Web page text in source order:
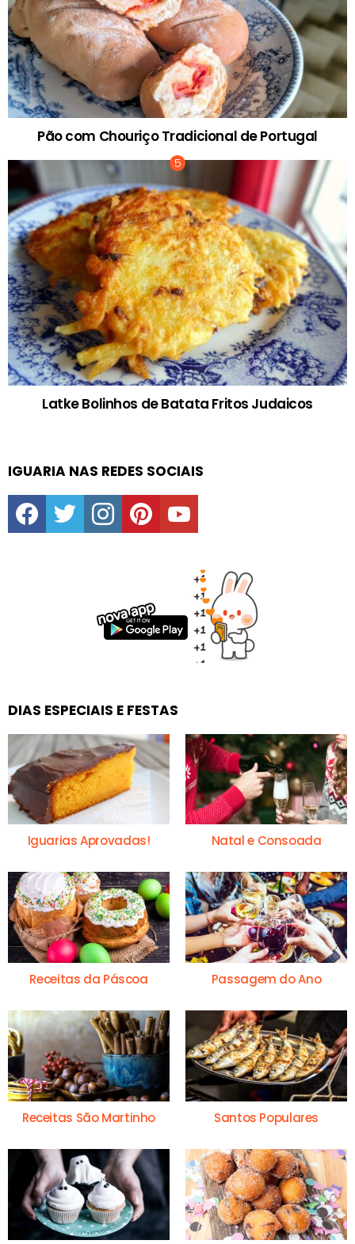
Pão com Chouriço Tradicional de Portugal
Latke Bolinhos de Batata Fritos Judaicos
IGUARIA NAS REDES SOCIAIS
facebooktwitter instagrampinterestyoutube
DIAS ESPECIAIS E FESTAS
Iguarias Aprovadas! Natal e Consoada
Receitas da Páscoa Passagem do Ano
Receitas São Martinho Santos Populares